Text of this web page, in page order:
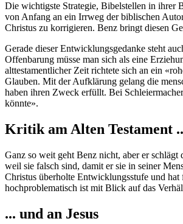
Die wichtigste Strategie, Bibelstellen in ihrer
von Anfang an ein Irrweg der biblischen
Christus zu korrigieren. Benz bringt diesen
Gerade dieser Entwicklungsgedanke steht
Offenbarung müsse man sich als eine
alttestamentlicher Zeit richtete sich an ein
Glauben. Mit der Aufklärung gelang die
haben ihren Zweck erfüllt. Bei
könnte».
Kritik am Alten Testament
Ganz so weit geht Benz nicht, aber er
weil sie falsch sind, damit er sie in seiner
Christus überholte Entwicklungsstufe und hat
hochproblematisch ist mit Blick auf das
... und an Jesus